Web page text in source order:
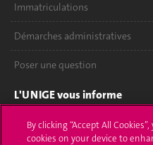
Immatriculations
Démarches administratives
Poser une question
L'UNIGE vous informe
UNIGE Mobile
By clicking “Accept All
cookies on your device to